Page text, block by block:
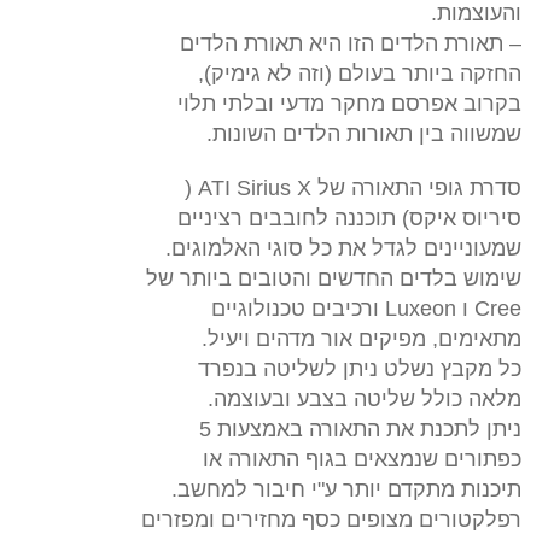
והעוצמות.
– תאורת הלדים הזו היא תאורת הלדים
החזקה ביותר בעולם (וזה לא גימיק),
בקרוב אפרסם מחקר מדעי ובלתי תלוי
שמשווה בין תאורות הלדים השונות.
סדרת גופי התאורה של ATI Sirius X (
סיריוס איקס) תוכננה לחובבים רציניים
שמעוניינים לגדל את כל סוגי האלמוגים.
שימוש בלדים החדשים והטובים ביותר של
Cree ו Luxeon ורכיבים טכנולוגיים
מתאימים, מפיקים אור מדהים ויעיל.
כל מקבץ נשלט ניתן לשליטה בנפרד
מלאה כולל שליטה בצבע ובעוצמה.
ניתן לתכנת את התאורה באמצעות 5
כפתורים שנמצאים בגוף התאורה או
תיכנות מתקדם יותר ע"י חיבור למחשב.
רפלקטורים מצופים כסף מחזירים ומפזרים